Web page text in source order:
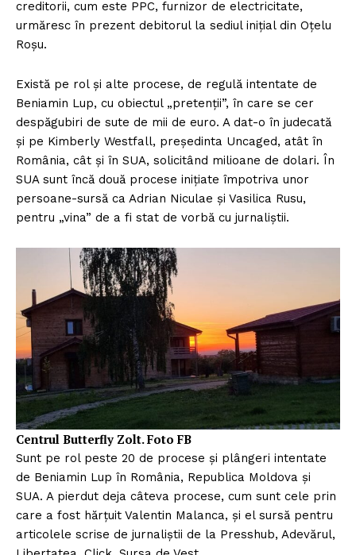
creditorii, cum este PPC, furnizor de electricitate,
urmăresc în prezent debitorul la sediul inițial din Oțelu
Roșu.
Există pe rol și alte procese, de regulă intentate de
Beniamin Lup, cu obiectul „pretenții”, în care se cer
despăgubiri de sute de mii de euro. A dat-o în judecată
și pe Kimberly Westfall, președinta Uncaged, atât în
România, cât și în SUA, solicitând milioane de dolari. În
SUA sunt încă două procese inițiate împotriva unor
persoane-sursă ca Adrian Niculae și Vasilica Rusu,
pentru „vina” de a fi stat de vorbă cu jurnaliștii.
Centrul Butterfly Zolt. Foto FB
Sunt pe rol peste 20 de procese și plângeri intentate
de Beniamin Lup în România, Republica Moldova și
SUA. A pierdut deja câteva procese, cum sunt cele prin
care a fost hărțuit Valentin Malanca, și el sursă pentru
articolele scrise de jurnaliștii de la Presshub, Adevărul,